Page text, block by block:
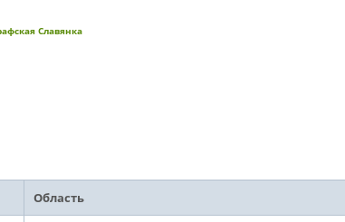
Славянка
Область